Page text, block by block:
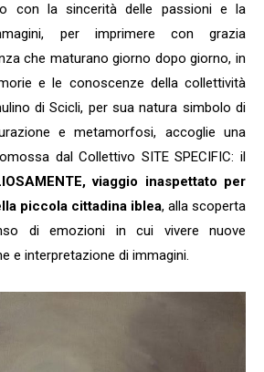
con la sincerità delle passioni e la
per imprimere con grazia
che maturano giorno dopo giorno, in
e le conoscenze della collettività
di Scicli, per sua natura simbolo di
e metamorfosi, accoglie una
dal Collettivo SITE SPECIFIC: il
viaggio inaspettato per
piccola cittadina iblea, alla scoperta
di emozioni in cui vivere nuove
e interpretazione di immagini.